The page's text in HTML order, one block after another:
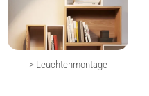
> Leuchtenmontage